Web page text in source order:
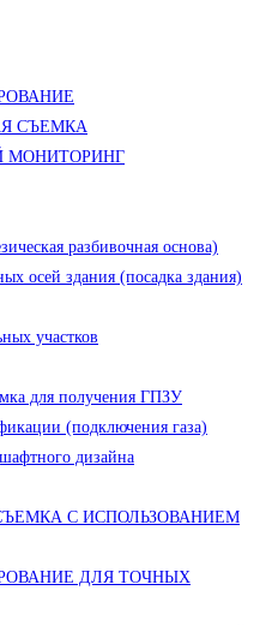
СЪЕМКА
МОНИТОРИНГ
разбивочная основа)
осей здания (посадка здания)
участков
для получения ГПЗУ
(подключения газа)
дизайна
С ИСПОЛЬЗОВАНИЕМ
ДЛЯ ТОЧНЫХ